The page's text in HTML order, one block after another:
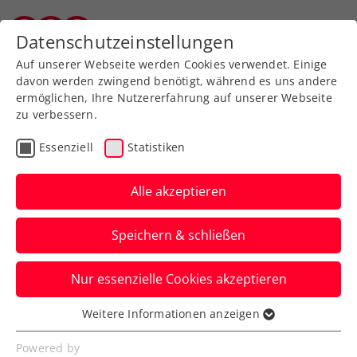
Zurück zur Newsübersicht
Billie Jean King Cup
Billie Jean King Cup:
Knappe Niederlage ohne
Folgen gegen Bulgarien
Nach einem spielfreien Donnerstag geht
es am Freitag in der zweiten
Gruppenphase gegen Serbien weiter.
Verfasst von: Manuel Wachta, 10.04.2024
Datenschutzeinstellungen
Auf unserer Webseite werden Cookies verwendet. Einige
davon werden zwingend benötigt, während es uns andere
ermöglichen, Ihre Nutzererfahrung auf unserer Webseite
zu verbessern.
Essenziell Statistiken
Alle akzeptieren
Speichern & schließen
Nur essenzielle Cookies akzeptieren
Essenziell
Essenzielle Cookies werden für grundlegende
Weitere Informationen anzeigen
Powered by